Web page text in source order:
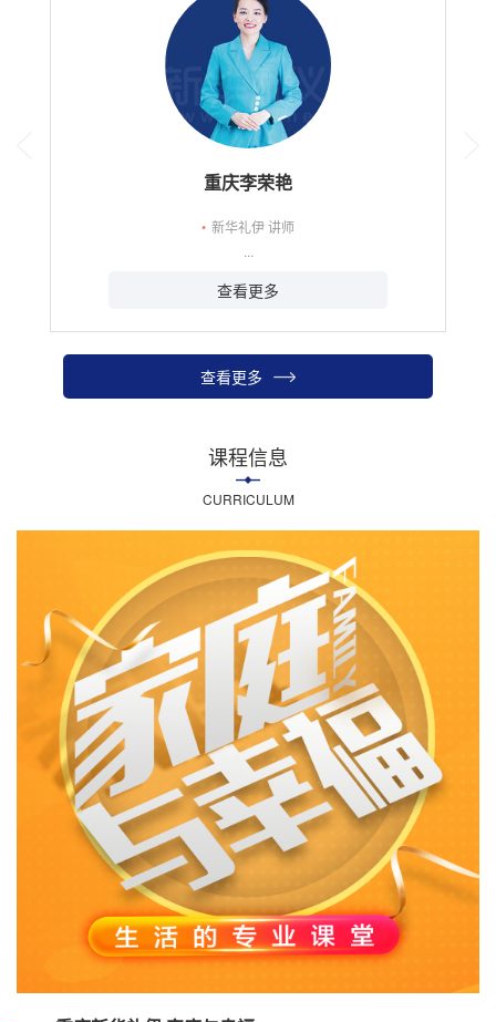
重庆李荣艳
• 新华礼伊 讲师
查看更多
查看更多
课程信息
CURRICULUM